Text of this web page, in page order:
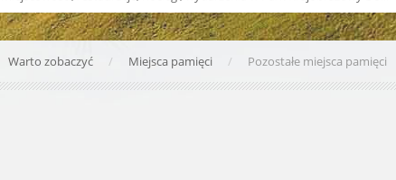
Warto zobaczyć Miejsca pamięci Pozostałe miejsca pamięci